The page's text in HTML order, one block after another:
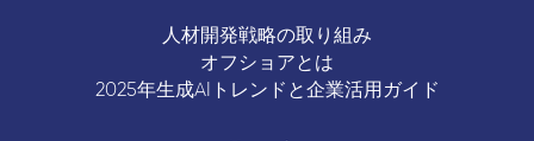
人材開発戦略の取り組み
オフショアとは
2025年生成AIトレンドと企業活用ガイド